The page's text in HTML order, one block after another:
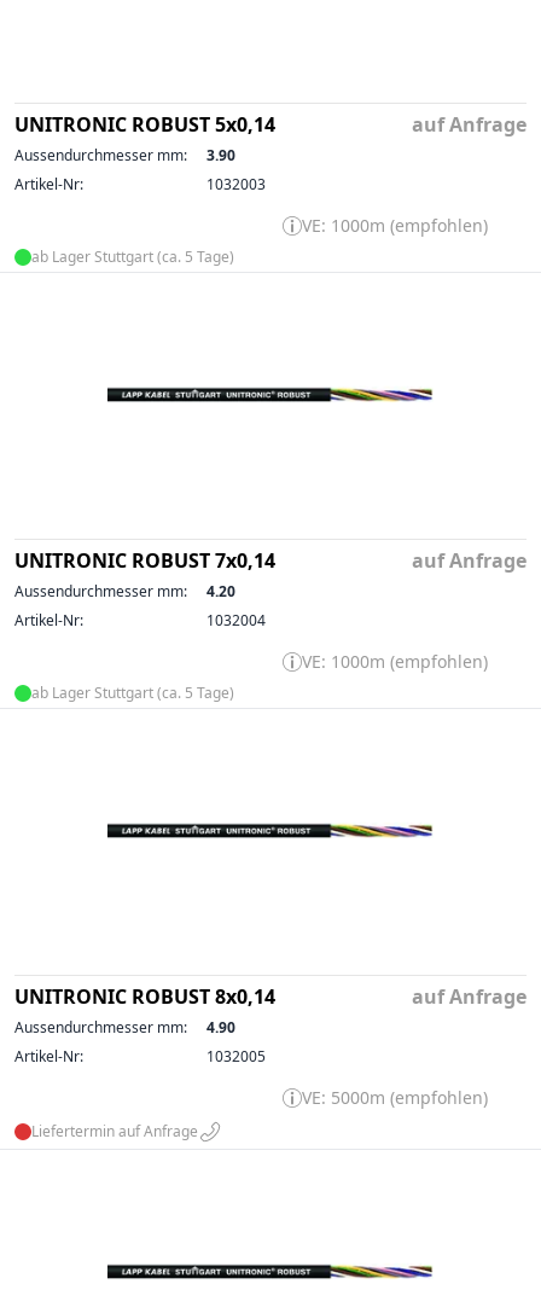
UNITRONIC ROBUST 5x0,14 auf Anfrage
Aussendurchmesser mm:
3.90
Artikel-Nr:
1032003
VE: 1000m (empfohlen)
ab Lager Stuttgart (ca. 5 Tage)
UNITRONIC ROBUST 7x0,14 auf Anfrage
Aussendurchmesser mm:
4.20
Artikel-Nr:
1032004
VE: 1000m (empfohlen)
ab Lager Stuttgart (ca. 5 Tage)
UNITRONIC ROBUST 8x0,14 auf Anfrage
Aussendurchmesser mm:
4.90
Artikel-Nr:
1032005
VE: 5000m (empfohlen)
Liefertermin auf Anfrage